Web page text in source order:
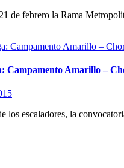
de febrero la Rama
Campamento Amarillo –
los escaladores, la